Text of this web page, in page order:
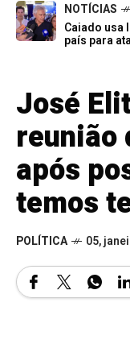
NOTÍCIAS
Caiado usa
país para
José
reunião
após
temos
POLÍTICA 05,